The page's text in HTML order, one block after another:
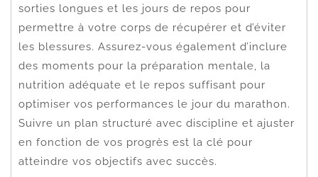
sorties longues et les jours de repos pour
permettre à votre corps de récupérer et d’éviter
les blessures. Assurez-vous également d’inclure
des moments pour la préparation mentale, la
nutrition adéquate et le repos suffisant pour
optimiser vos performances le jour du marathon.
Suivre un plan structuré avec discipline et ajuster
en fonction de vos progrès est la clé pour
atteindre vos objectifs avec succès.